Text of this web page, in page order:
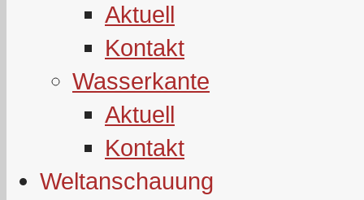
Aktuell
Kontakt
Wasserkante
Aktuell
Kontakt
Weltanschauung